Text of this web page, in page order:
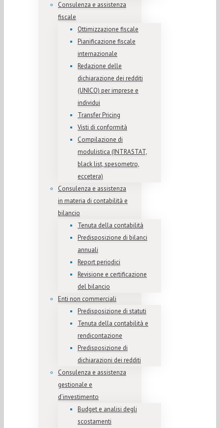
Consulenza e assistenza
fiscale
Ottimizzazione fiscale
Pianificazione fiscale
internazionale
Redazione delle
dichiarazione dei redditi
(UNICO) per imprese e
individui
Transfer Pricing
Visti di conformità
Compilazione di
modulistica (INTRASTAT,
black list, spesometro,
eccetera)
Consulenza e assistenza
in materia di contabilità e
bilancio
Tenuta della contabilità
Predisposizione di bilanci
annuali
Report periodici
Revisione e certificazione
del bilancio
Enti non commerciali
Predisposizione di statuti
Tenuta della contabilità e
rendicontazione
Predisposizione di
dichiarazioni dei redditi
Consulenza e assistenza
gestionale e
d’investimento
Budget e analisi degli
scostamenti